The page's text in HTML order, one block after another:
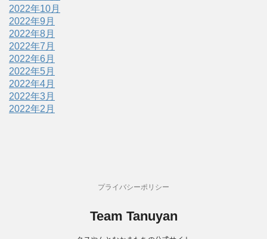
2022年10月
2022年9月
2022年8月
2022年7月
2022年6月
2022年5月
2022年4月
2022年3月
2022年2月
プライバシーポリシー
Team Tanuyan